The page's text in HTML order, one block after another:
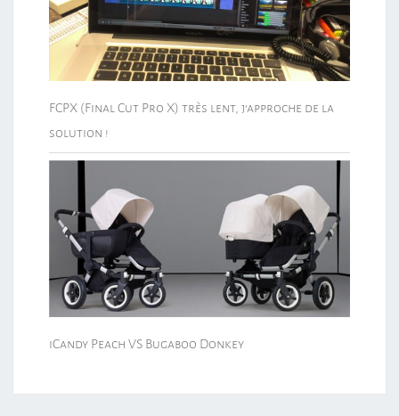
FCPX (Final Cut Pro X) très lent, j’approche de la
solution !
iCandy Peach VS Bugaboo Donkey